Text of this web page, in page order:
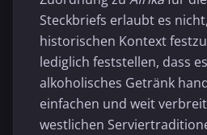
Steckbriefs erlaubt es
historischen Kontext
lediglich feststellen, dass
alkoholisches Getränk
einfachen und weit
westlichen